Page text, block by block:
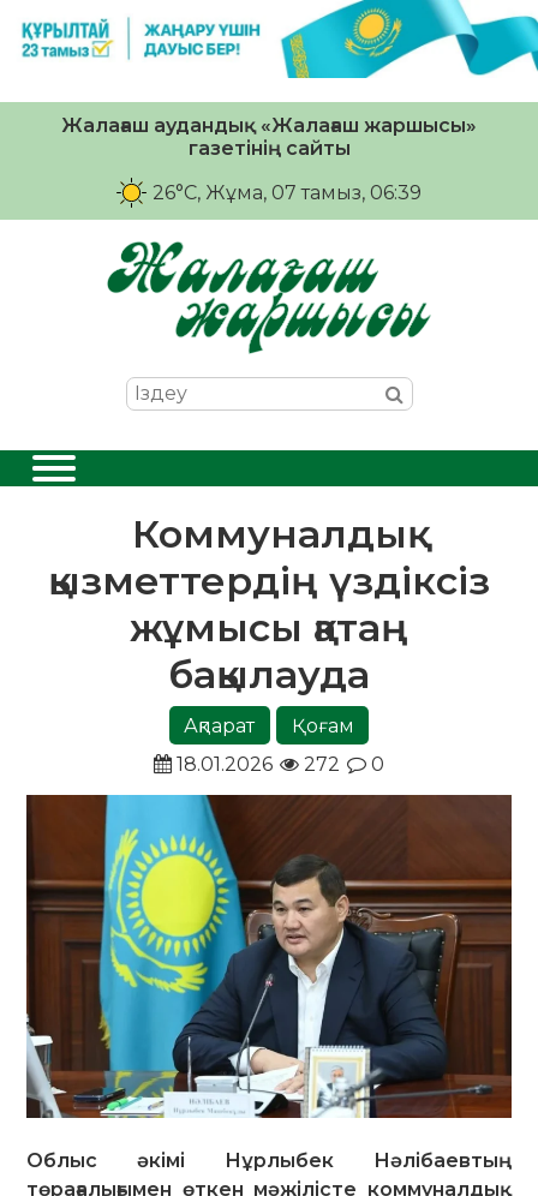
Жалағаш аудандық «Жалағаш жаршысы»
газетінің сайты
26°C, Жұма, 07 тамыз, 06:39
Коммуналдық
қызметтердің үздіксіз
жұмысы қатаң
бақылауда
Ақпарат
Қоғам
18.01.2026
272 0
Облыс әкімі Нұрлыбек Нәлібаевтың
төрағалығымен өткен мәжілісте коммуналдық